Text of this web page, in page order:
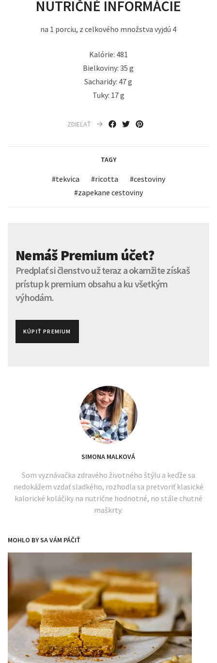
NUTRIČNÉ INFORMÁCIE
na 1 porciu, z celkového množstva vyjdú 4
Kalórie: 481
Bielkoviny: 35 g
Sacharidy: 47 g
Tuky: 17 g
ZDIEĽAŤ
TAGY
#tekvica #ricotta #cestoviny
#zapekane cestoviny
Nemáš Premium účet?
Predplať si členstvo už teraz a okamžite získaš
prístup k premium obsahu a ku všetkým
výhodám.
KÚPIŤ PREMIUM
SIMONA MALKOVÁ
Som vyznávačka zdravého životného štýlu a keďže sa
nedokážem vzdať sladkého, rozhodla sa pretvoriť klasické
kalorické koláčiky na nutrične hodnotné, no stále chutné
maškrty.
MOHLO BY SA VÁM PÁČIŤ